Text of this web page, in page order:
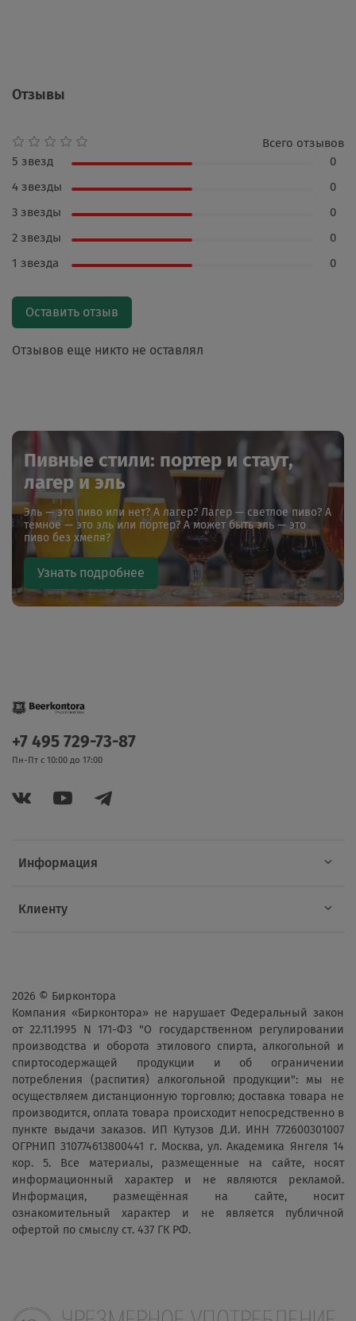
Отзывы
Отзывов еще никто не оставлял
Всего отзывов
5 звезд
0
4 звезды
0
3 звезды
0
2 звезды
0
1 звезда
0
Оставить отзыв
Пивные стили: портер и стаут,
лагер и эль
Эль — это пиво или нет? А лагер? Лагер — светлое пиво? А
темное — это эль или портер? А может быть эль — это
пиво без хмеля?
Узнать подробнее
Информация
Клиенту
+7 495 729-73-87
Пн-Пт с 10:00 до 17:00
2026 © Бирконтора
Компания «Бирконтора» не нарушает Федеральный закон
от 22.11.1995 N 171-ФЗ "О государственном регулировании
производства и оборота этилового спирта, алкогольной и
спиртосодержащей продукции и об ограничении
потребления (распития) алкогольной продукции": мы не
осуществляем дистанционную торговлю; доставка товара не
производится, оплата товара происходит непосредственно в
пункте выдачи заказов. ИП Кутузов Д.И. ИНН 772600301007
ОГРНИП 310774613800441 г. Москва, ул. Академика Янгеля 14
кор. 5. Все материалы, размещенные на сайте, носят
информационный характер и не являются рекламой.
Информация, размещённая на сайте, носит
ознакомительный характер и не является публичной
офертой по смыслу ст. 437 ГК РФ.